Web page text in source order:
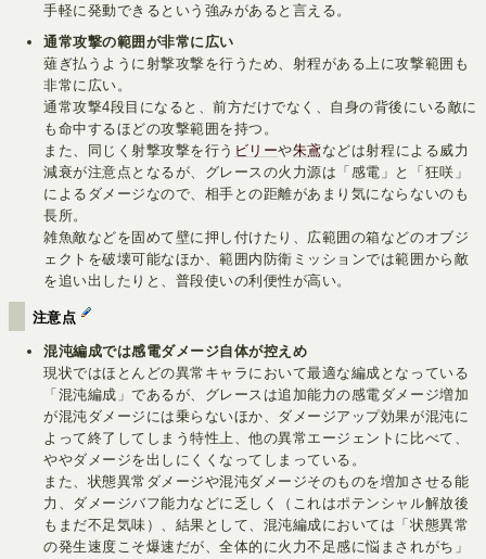
手軽に発動できるという強みがあると言える。
通常攻撃の範囲が非常に広い
薙ぎ払うように射撃攻撃を行うため、射程がある上に攻撃範囲も
非常に広い。
通常攻撃4段目になると、前方だけでなく、自身の背後にいる敵に
も命中するほどの攻撃範囲を持つ。
また、同じく射撃攻撃を行う ビリーや朱鳶などは射程による威力
減衰が注意点となるが、グレースの火力源は「感電」と「狂咲」
によるダメージなので、相手との距離があまり気にならないのも
長所。
雑魚敵などを固めて壁に押し付けたり、広範囲の箱などのオブジ
ェクトを破壊可能なほか、範囲内防衛ミッションでは範囲から敵
を追い出したりと、普段使いの利便性が高い。
注意点
混沌編成では感電ダメージ自体が控えめ
現状ではほとんどの異常キャラにおいて最適な編成となっている
「混沌編成」であるが、グレースは追加能力の感電ダメージ増加
が混沌ダメージには乗らないほか、ダメージアップ効果が混沌に
よって終了してしまう特性上、他の異常エージェントに比べて、
ややダメージを出しにくくなってしまっている。
また、状態異常ダメージや混沌ダメージそのものを増加させる能
力、ダメージバフ能力などに乏しく（これはポテンシャル解放後
もまだ不足気味）、結果として、混沌編成においては「状態異常
の発生速度こそ爆速だが、全体的に火力不足感に悩まされがち」